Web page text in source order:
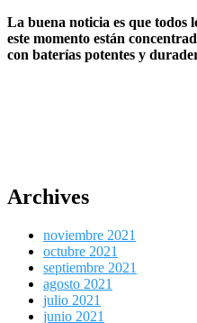
La buena noticia es que todos
este momento están
con baterías potentes y
Archives
noviembre 2021
octubre 2021
septiembre 2021
agosto 2021
julio 2021
junio 2021